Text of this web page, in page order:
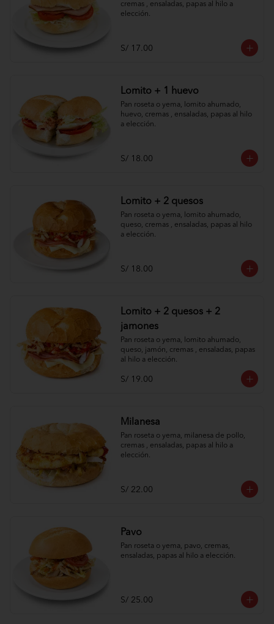
cremas , ensaladas, papas al hilo a
elección.
S/ 17.00
Lomito + 1 huevo
Pan roseta o yema, lomito ahumado,
huevo, cremas , ensaladas, papas al hilo
a elección.
S/ 18.00
Lomito + 2 quesos
Pan roseta o yema, lomito ahumado,
queso, cremas , ensaladas, papas al hilo
a elección.
S/ 18.00
Lomito + 2 quesos + 2
jamones
Pan roseta o yema, lomito ahumado,
queso, jamón, cremas , ensaladas, papas
al hilo a elección.
S/ 19.00
Milanesa
Pan roseta o yema, milanesa de pollo,
cremas , ensaladas, papas al hilo a
elección.
S/ 22.00
Pavo
Pan roseta o yema, pavo, cremas,
ensaladas, papas al hilo a elección.
S/ 25.00